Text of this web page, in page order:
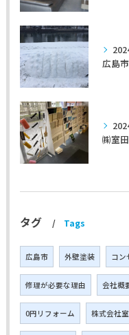
タグ Tags
広島市 外壁塗装 コン
修理が必要な理由 会社概
0円リフォーム 株式会社